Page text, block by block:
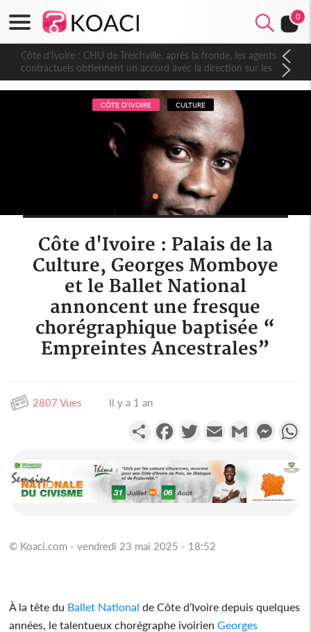
0
Côte d'Ivoire : CHU de Treichville, après la fronde, les agents
contractuels obtiennent un accord avec la direction sur les
arriérés du SMIG 2023
CÔTE D'IVOIRE CULTURE
Côte d'Ivoire : Palais de la
Culture, Georges Momboye
et le Ballet National
annoncent une fresque
chorégraphique baptisée “
Empreintes Ancestrales”
2807 Vues Il y a 1 an
PartagerFacebookTwitterEmail Gmail
© Koaci.com - vendredi 23 mai 2025 - 18:52
À la tête du Ballet National de Côte d’Ivoire depuis quelques
années, le talentueux chorégraphe ivoirien Georges